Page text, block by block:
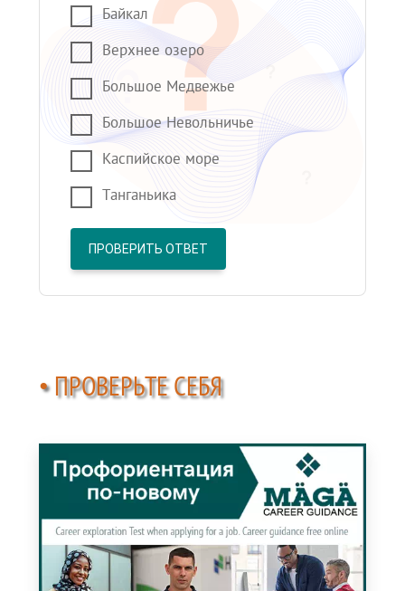
Байкал
Верхнее озеро
Большое Медвежье
Большое Невольничье
Каспийское море
Танганьика
ПРОВЕРИТЬ ОТВЕТ
• ПРОВЕРЬТЕ СЕБЯ